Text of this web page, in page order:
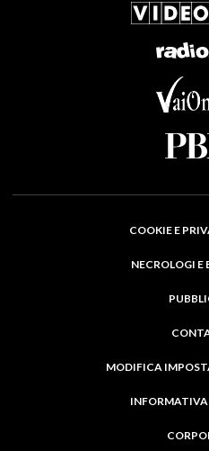
COOKIE E
NECROLOGI
MODIFICA